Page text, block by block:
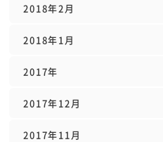
2018年2月
2018年1月
2017年
2017年12月
2017年11月